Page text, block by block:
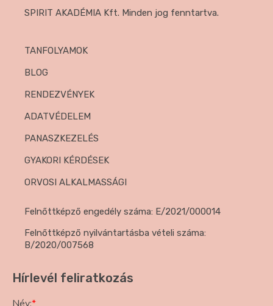
SPIRIT AKADÉMIA Kft. Minden jog fenntartva.
TANFOLYAMOK
BLOG
RENDEZVÉNYEK
ADATVÉDELEM
PANASZKEZELÉS
GYAKORI KÉRDÉSEK
ORVOSI ALKALMASSÁGI
Felnőttképző engedély száma: E/2021/000014
Felnőttképző nyilvántartásba vételi száma:
B/2020/007568
Hírlevél feliratkozás